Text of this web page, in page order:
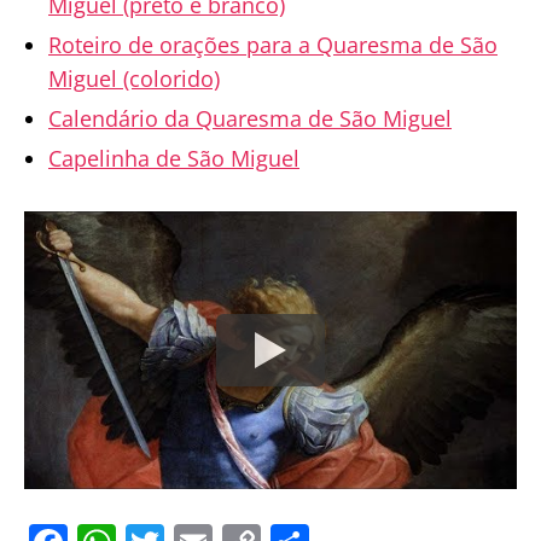
Roteiro de orações para a Quaresma de São
Miguel (colorido)
Calendário da Quaresma de São Miguel
Capelinha de São Miguel